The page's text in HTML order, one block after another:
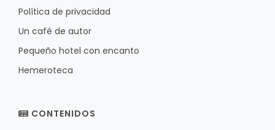
Política de privacidad
Un café de autor
Pequeño hotel con encanto
Hemeroteca
CONTENIDOS